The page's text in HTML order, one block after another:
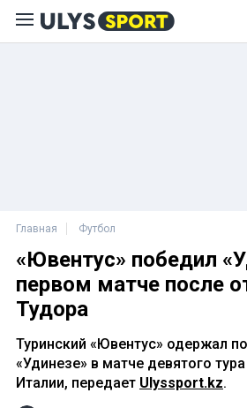
Главная Футбол
«Ювентус» победил
первом матче после
Тудора
Туринский «Ювентус» одержал
«Удинезе» в матче девятого
Италии, передает Ulyssport.kz.